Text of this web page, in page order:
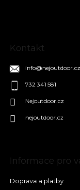
Kontakt
info@nejoutdoor.cz
732 341 581
Nejoutdoor.cz
nejoutdoor.cz
Informace pro
Doprava a platby